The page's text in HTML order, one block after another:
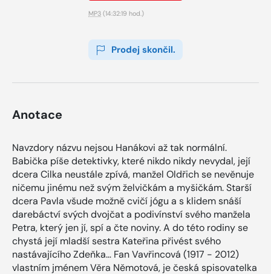
MP3 (14:32:19 hod.)
Prodej skončil.
Anotace
Navzdory názvu nejsou Hanákovi až tak normální.
Babička píše detektivky, které nikdo nikdy nevydal, její
dcera Cilka neustále zpívá, manžel Oldřich se nevěnuje
ničemu jinému než svým želvičkám a myšičkám. Starší
dcera Pavla všude možně cvičí jógu a s klidem snáší
darebáctví svých dvojčat a podivínství svého manžela
Petra, který jen jí, spí a čte noviny. A do této rodiny se
chystá její mladší sestra Kateřina přivést svého
nastávajícího Zdeňka… Fan Vavřincová (1917 - 2012)
vlastním jménem Věra Němotová, je česká spisovatelka